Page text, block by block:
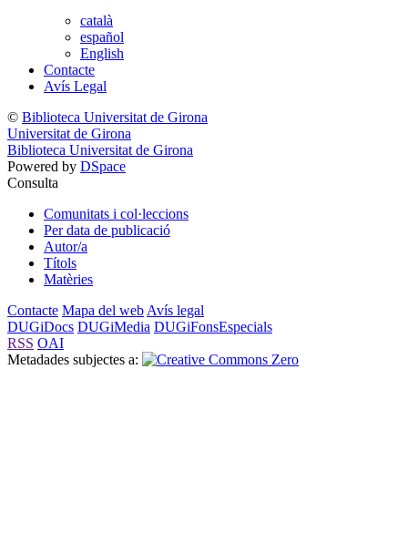
català
español
English
Contacte
Avís Legal
© Biblioteca Universitat de Girona
Universitat de Girona
Biblioteca Universitat de Girona
Powered by DSpace
Consulta
Comunitats i col·leccions
Per data de publicació
Autor/a
Títols
Matèries
Contacte Mapa del web Avís legal
DUGiDocs DUGiMedia DUGiFonsEspecials
RSS OAI
Metadades subjectes a: